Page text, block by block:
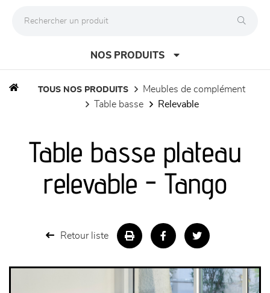
NOS PRODUITS
séjours
meubles de complément
TOUS NOS PRODUITS
meubles de complément
table basse
relevable
Table basse plateau
relevable - Tango
Retour liste